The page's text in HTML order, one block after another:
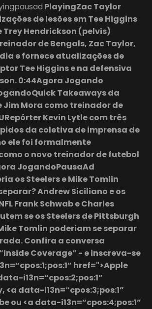
PlayingZac Taylor
de lesões em Tee Higgins
Trey Hendrickson (pelvis)
de Bengals, Zac Taylor,
e fornece atualizações de
Tee Higgins e na defensiva
0:44Agora Jogando
Takeaways da
Mora como treinador de
Kevin Lytle com três
da coletiva de imprensa de
ele foi formalmente
o novo treinador de futebol
JogandoPausaAd
os Steelers e Mike Tomlin
Andrew Siciliano e os
Frank Schwab e Charles
se os Steelers de Pittsburgh
Tomlin poderiam se separar
Confira a conversa
Coverage” - e inscreva-se
href=">Apple
i13n=“cpos:2;pos:1”
<a data-i13n=“cpos:3;pos:1”
ou <a data-i13n=“cpos:4;pos:1”